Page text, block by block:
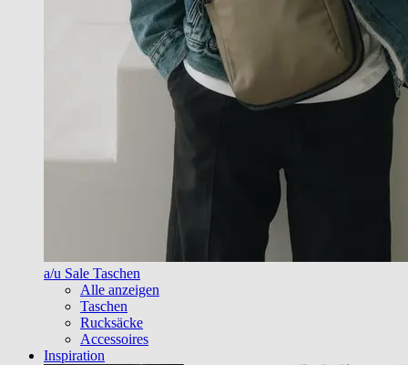
a/u Sale Taschen
Alle anzeigen
Taschen
Rucksäcke
Accessoires
Inspiration